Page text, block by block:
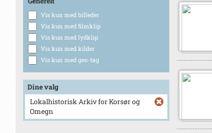
Vis kun med billeder
Vis kun med filmklip
Vis kun med lydklip
Vis kun med kilder
Vis kun med geo-tag
Dine valg
Lokalhistorisk Arkiv for Korsør og
Omegn